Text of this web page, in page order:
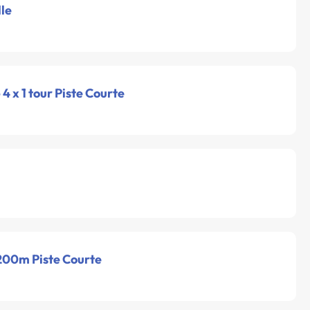
x 1 tour Piste Courte
Piste Courte